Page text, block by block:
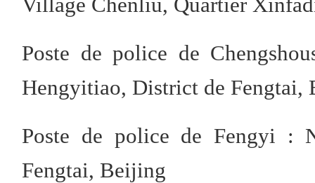
Poste de police de
Hengyitiao, District de Fengtai,
Poste de police de Fengyi :
Fengtai, Beijing